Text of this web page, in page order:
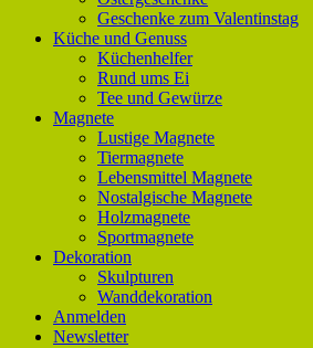
Geschenke zum Valentinstag
Küche und Genuss
Küchenhelfer
Rund ums Ei
Tee und Gewürze
Magnete
Lustige Magnete
Tiermagnete
Lebensmittel Magnete
Nostalgische Magnete
Holzmagnete
Sportmagnete
Dekoration
Skulpturen
Wanddekoration
Anmelden
Newsletter